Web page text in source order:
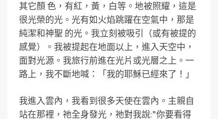
其它顏 色，有紅，黃，白等。地被照耀，這是
很光榮的光。光有如火焰跳躍在空氣中，那是
純潔和神聖 的光。我立刻被吸引（或有被提的
感覺）。我被提起在地面以上，進入天空中，
面對光源。我旅行前進在光片或光層之上。一
路上，我不斷地喊：「我的耶穌已經來了！」
我進入雲內，我看到很多天使在雲內。主親自
站在那裡，祂全身發光，祂對我說:”你要看得